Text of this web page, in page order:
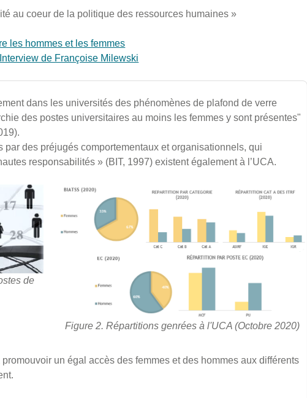
au coeur de la politique des ressources humaines »
les hommes et les femmes
de Françoise Milewski
dans les universités des phénomènes de plafond de verre
des postes universitaires au moins les femmes y sont présentes"
des préjugés comportementaux et organisationnels, qui
responsabilités » (BIT, 1997) existent également à l’UCA.
de
Figure 2. Répartitions genrées à l'UCA (Octobre 2020)
promouvoir un égal accès des femmes et des hommes aux différents